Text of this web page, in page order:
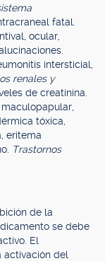
fatal.
ocular,
intersticial,
renales y
de creatinina.
tóxica,
eritema
Trastornos
de la
se debe
El
activación del